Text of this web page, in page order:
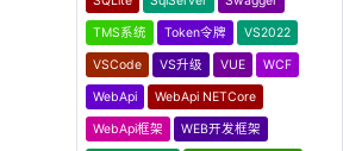
TMS系统 Token令牌 VS2022
VSCode VS升级 VUE WCF
WebApi WebApi NETCore
WebApi框架 WEB开发框架